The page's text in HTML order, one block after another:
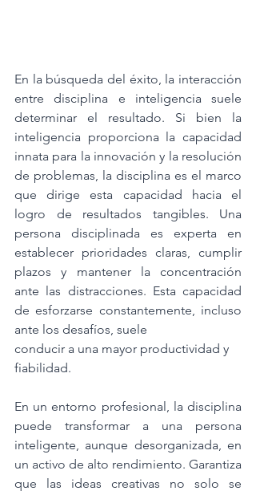
En la búsqueda del éxito, la interacción
entre disciplina e inteligencia suele
determinar el resultado. Si bien la
inteligencia proporciona la capacidad
innata para la innovación y la resolución
de problemas, la disciplina es el marco
que dirige esta capacidad hacia el
logro de resultados tangibles. Una
persona disciplinada es experta en
establecer prioridades claras, cumplir
plazos y mantener la concentración
ante las distracciones. Esta capacidad
de esforzarse constantemente, incluso
ante los desafíos, suele
conducir a una mayor productividad y
fiabilidad.
En un entorno profesional, la disciplina
puede transformar a una persona
inteligente, aunque desorganizada, en
un activo de alto rendimiento. Garantiza
que las ideas creativas no solo se